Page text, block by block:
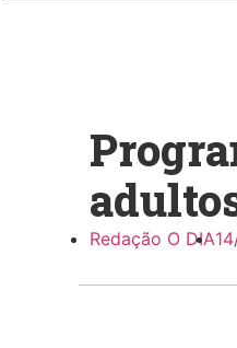
Redação O DIA